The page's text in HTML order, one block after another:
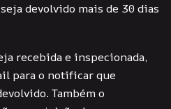
devolvido mais de 30 dias
recebida e inspecionada,
para o notificar que
Também o